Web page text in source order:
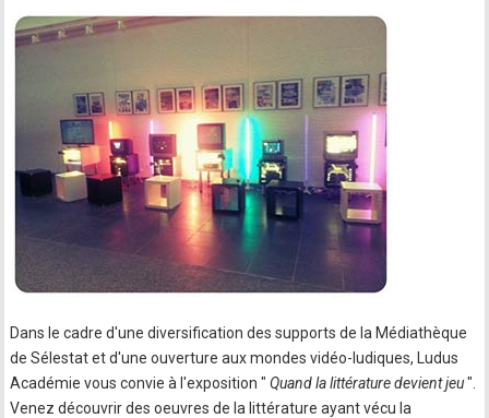
Dans le cadre d'une diversification des supports de la Médiathèque
de Sélestat et d'une ouverture aux mondes vidéo-ludiques, Ludus
Académie vous convie à l'exposition " Quand la littérature devient jeu".
Venez découvrir des oeuvres de la littérature ayant vécu la